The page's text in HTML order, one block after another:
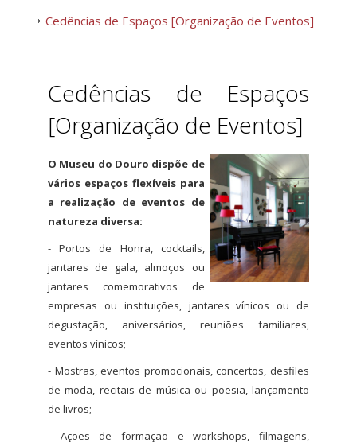
Cedências de Espaços [Organização de Eventos]
Cedências de Espaços
[Organização de Eventos]
O Museu do Douro dispõe de
vários espaços flexíveis para
a realização de eventos de
natureza diversa:
- Portos de Honra, cocktails,
jantares de gala, almoços ou
jantares comemorativos de
empresas ou instituições, jantares vínicos ou de
degustação, aniversários, reuniões familiares,
eventos vínicos;
- Mostras, eventos promocionais, concertos, desfiles
de moda, recitais de música ou poesia, lançamento
de livros;
- Ações de formação e workshops, filmagens,